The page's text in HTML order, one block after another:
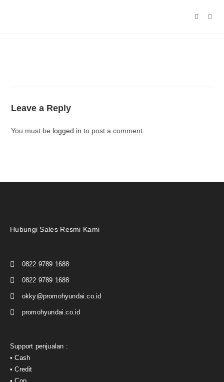
Leave a Reply
You must be logged in to post a comment.
Hubungi Sales Resmi Kami
0822 9789 1688
0822 9789 1688
okky@promohyundai.co.id
promohyundai.co.id
Support penjualan :
• Cash
• Credit